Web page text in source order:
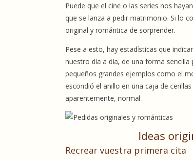
Puede que el cine o las series nos
que se lanza a pedir matrimonio. Si lo
original y romántica de sorprender.
Pese a esto, hay estadísticas que
nuestro día a día, de una forma
pequeños grandes ejemplos como el
escondió el anillo en una caja de
aparentemente, normal.
Ideas
Recrear vuestra primera cita